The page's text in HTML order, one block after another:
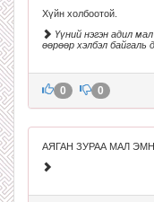
Хүйн холбоотой.
Үүний нэгэн адил
өөрөөр хэлбэл байгаль
0 0
АЯГАН ЗУРАА МАЛ